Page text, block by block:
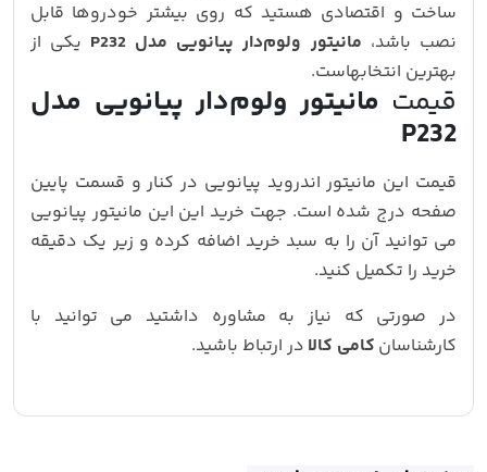
ساخت و اقتصادی هستید که روی بیشتر خودروها قابل
نصب باشد، مانیتور ولوم‌دار پیانویی مدل P232
یکی از
بهترین انتخابهاست.
قیمت مانیتور ولوم‌دار پیانویی مدل
P232
قیمت این مانیتور اندروید پیانویی در کنار و قسمت پایین
صفحه درج شده است. جهت خرید این این مانیتور پیانویی
می توانید آن را به سبد خرید اضافه کرده و زیر یک دقیقه
خرید را تکمیل کنید.
در صورتی که نیاز به مشاوره داشتید می توانید با
کارشناسان کامی کالا در ارتباط باشید.